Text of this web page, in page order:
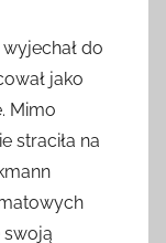
do
jako
Mimo
straciła na
swoją